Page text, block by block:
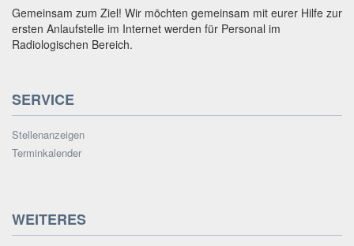
Gemeinsam zum Ziel! Wir möchten gemeinsam mit eurer Hilfe zur
ersten Anlaufstelle im Internet werden für Personal im
Radiologischen Bereich.
SERVICE
Stellenanzeigen
Terminkalender
WEITERES